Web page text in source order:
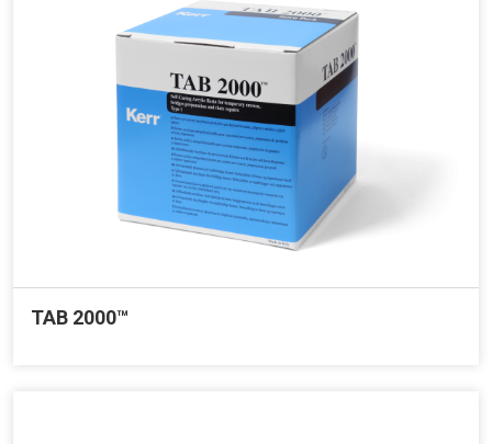
TAB 2000™